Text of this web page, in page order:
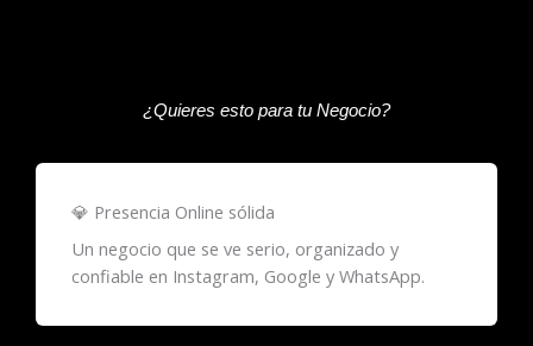
¿Quieres esto para tu Negocio?
💎 Presencia Online sólida
Un negocio que se ve serio, organizado y
confiable en Instagram, Google y WhatsApp.